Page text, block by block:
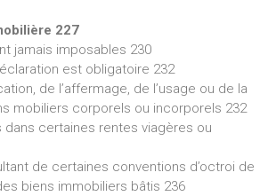
227
jamais imposables 230
est obligatoire 232
de l’affermage, de l’usage ou de la
mobiliers corporels ou incorporels 232
dans certaines rentes viagères ou
de certaines conventions d’octroi de
biens immobiliers bâtis 236